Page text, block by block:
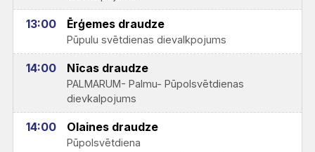
13:00 Ērģemes draudze
Pūpulu svētdienas dievalkpojums
14:00 Nīcas draudze
PALMARUM- Palmu- Pūpolsvētdienas
dievkalpojums
14:00 Olaines draudze
Pūpolsvētdiena